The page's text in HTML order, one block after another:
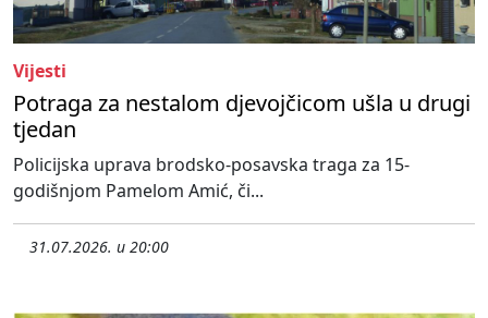
Vijesti
Potraga za nestalom djevojčicom ušla u drugi
tjedan
Policijska uprava brodsko-posavska traga za 15-
godišnjom Pamelom Amić, či...
31.07.2026. u 20:00